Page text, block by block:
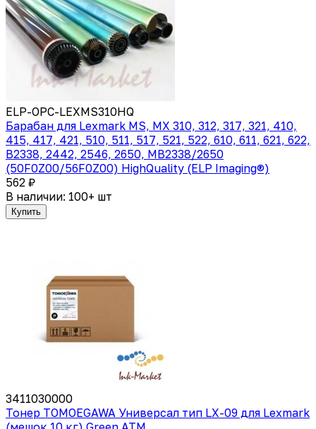
ELP-OPC-LEXMS310HQ
Барабан для Lexmark MS, MX 310, 312, 317, 321, 410,
415, 417, 421, 510, 511, 517, 521, 522, 610, 611, 621, 622,
B2338, 2442, 2546, 2650, MB2338/2650
(50F0Z00/56F0Z00) HighQuality (ELP Imaging®)
562 ₽
В наличии: 100+ шт
Купить
3411030000
Тонер TOMOEGAWA Универсал тип LX-09 для Lexmark